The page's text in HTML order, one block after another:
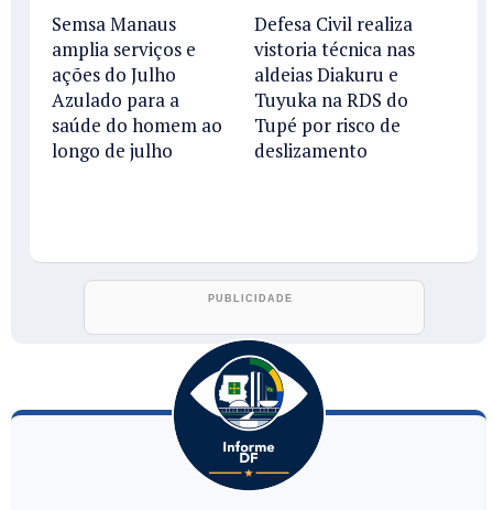
Semsa Manaus
amplia serviços e
ações do Julho
Azulado para a
saúde do homem ao
longo de julho
Defesa Civil realiza
vistoria técnica nas
aldeias Diakuru e
Tuyuka na RDS do
Tupé por risco de
deslizamento